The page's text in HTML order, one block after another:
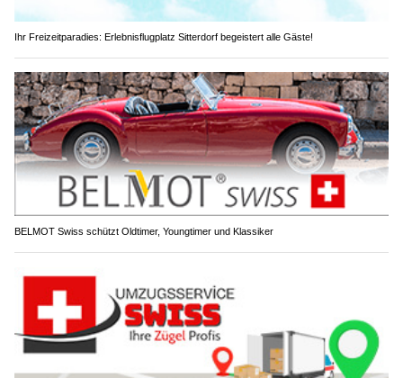
Ihr Freizeitparadies: Erlebnisflugplatz Sitterdorf begeistert alle Gäste!
BELMOT Swiss schützt Oldtimer, Youngtimer und Klassiker